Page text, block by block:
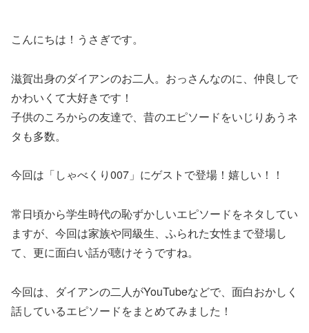
こんにちは！うさぎです。
滋賀出身のダイアンのお二人。おっさんなのに、仲良しで
かわいくて大好きです！
子供のころからの友達で、昔のエピソードをいじりあうネ
タも多数。
今回は「しゃべくり007」にゲストで登場！嬉しい！！
常日頃から学生時代の恥ずかしいエピソードをネタしてい
ますが、今回は家族や同級生、ふられた女性まで登場し
て、更に面白い話が聴けそうですね。
今回は、ダイアンの二人がYouTubeなどで、面白おかしく
話しているエピソードをまとめてみました！